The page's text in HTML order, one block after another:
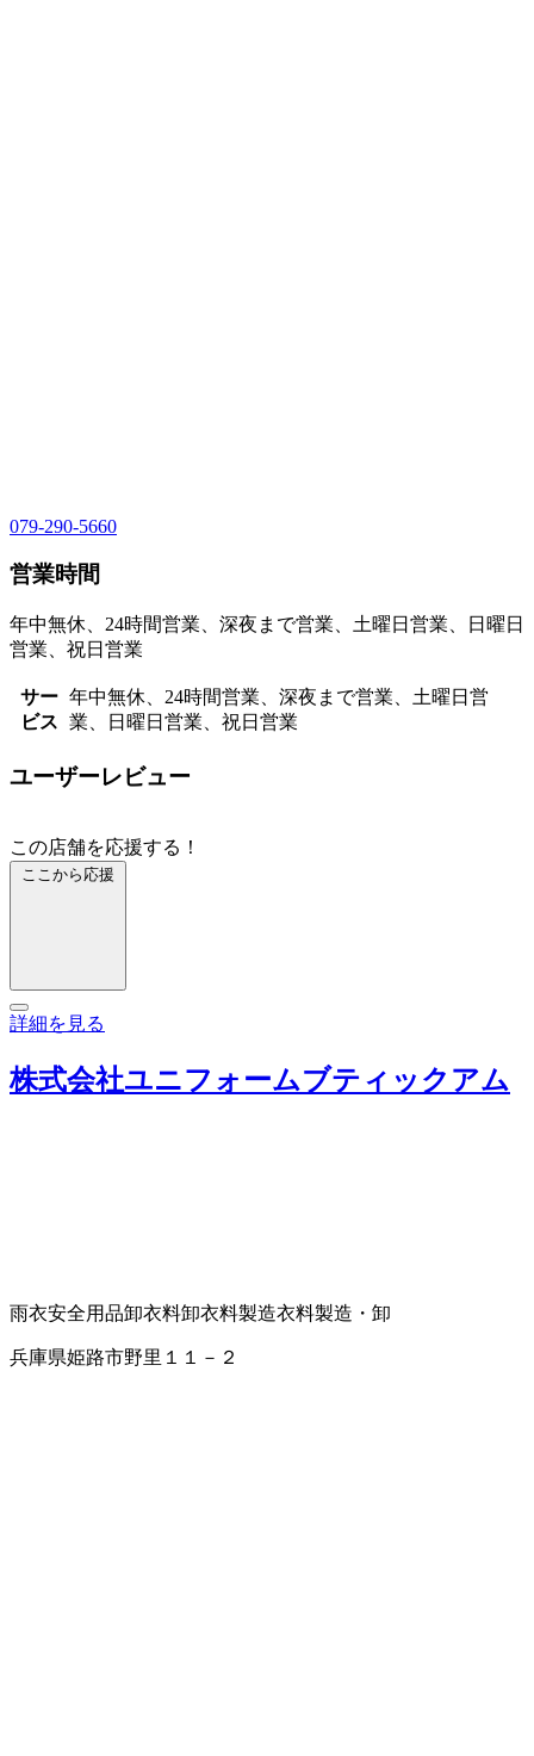
079-290-5660
営業時間
年中無休、24時間営業、深夜まで営業、土曜日営業、日曜日
営業、祝日営業
サー
ビス
年中無休、24時間営業、深夜まで営業、土曜日営
業、日曜日営業、祝日営業
ユーザーレビュー
この店舗を応援する！
ここから応援
詳細を見る
株式会社ユニフォームブティックアム
雨衣安全用品卸衣料卸衣料製造衣料製造・卸
兵庫県姫路市野里１１－２